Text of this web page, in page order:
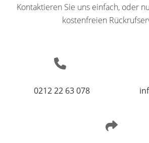
Kontaktieren Sie uns einfach, oder
kostenfreien
0212 22 63 078